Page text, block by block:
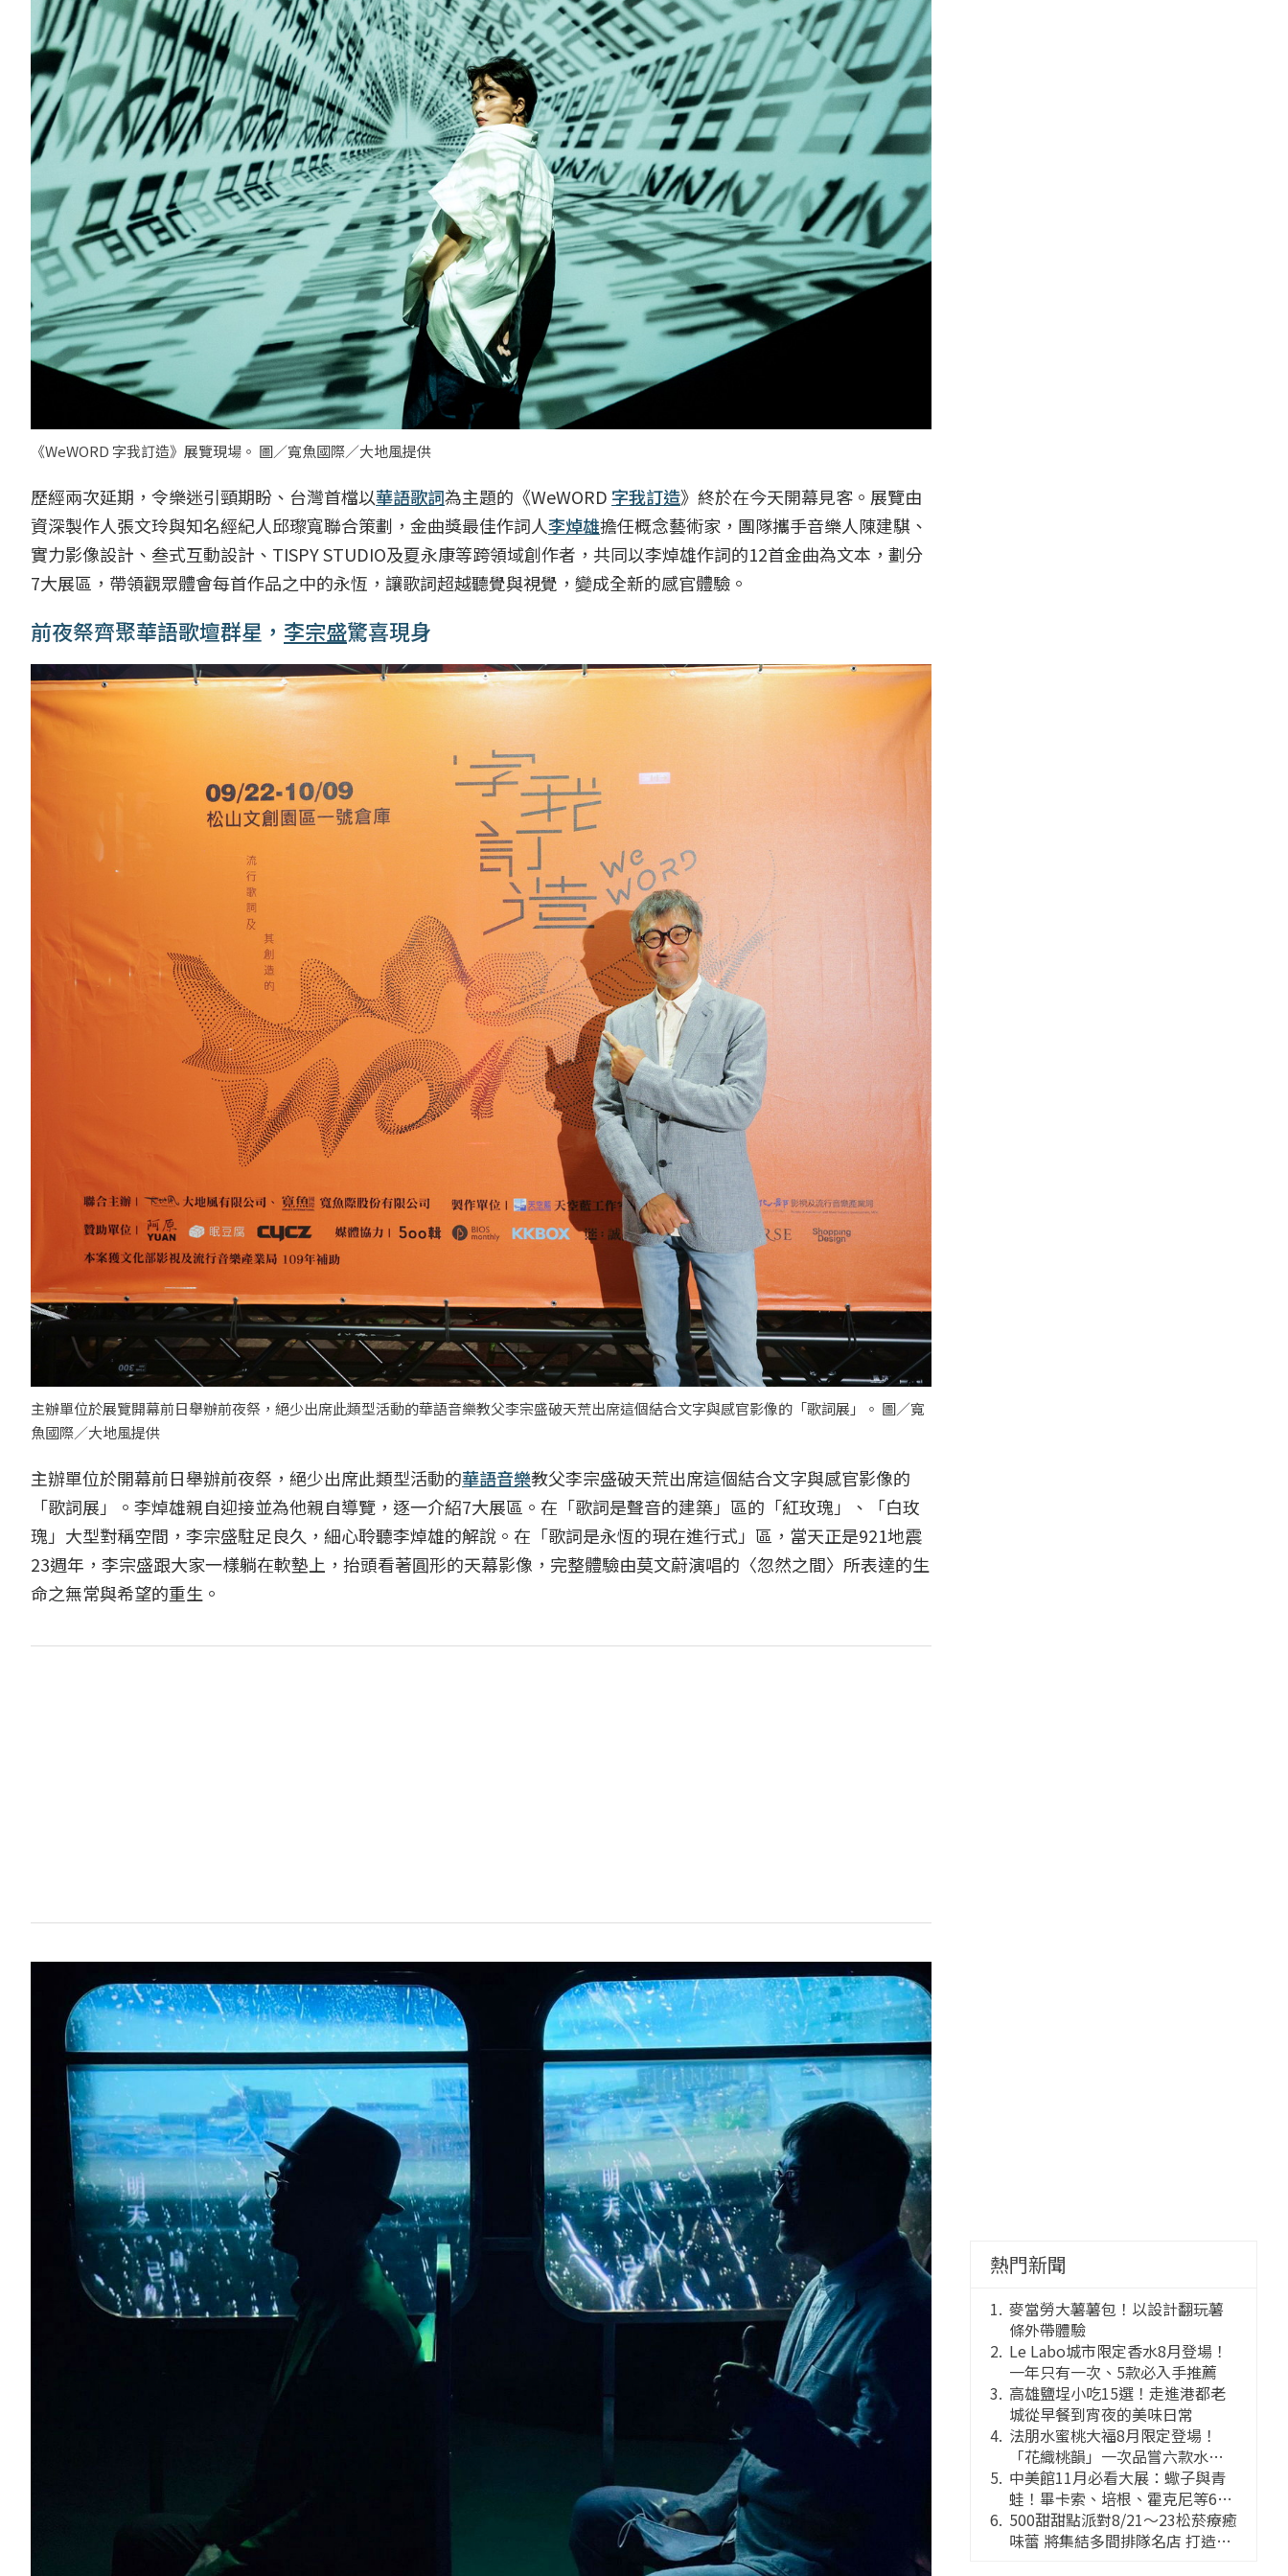
《WeWORD 字我訂造》展覽現場。 圖／寬魚國際／大地風提供
歷經兩次延期，令樂迷引頸期盼、台灣首檔以華語歌詞為主題的《WeWORD 字我訂造》終於在今天開幕見客。展覽由
資深製作人張文玲與知名經紀人邱瓈寬聯合策劃，金曲獎最佳作詞人李焯雄擔任概念藝術家，團隊攜手音樂人陳建騏、
實力影像設計、叁式互動設計、TISPY STUDIO及夏永康等跨領域創作者，共同以李焯雄作詞的12首金曲為文本，劃分
7大展區，帶領觀眾體會每首作品之中的永恆，讓歌詞超越聽覺與視覺，變成全新的感官體驗。
前夜祭齊聚華語歌壇群星， 李宗盛驚喜現身
主辦單位於展覽開幕前日舉辦前夜祭，絕少出席此類型活動的華語音樂教父李宗盛破天荒出席這個結合文字與感官影像的「歌詞展」。 圖／寬
魚國際／大地風提供
主辦單位於開幕前日舉辦前夜祭，絕少出席此類型活動的華語音樂教父李宗盛破天荒出席這個結合文字與感官影像的
「歌詞展」。李焯雄親自迎接並為他親自導覽，逐一介紹7大展區。在「歌詞是聲音的建築」區的「紅玫瑰」、「白玫
瑰」大型對稱空間，李宗盛駐足良久，細心聆聽李焯雄的解說。在「歌詞是永恆的現在進行式」區，當天正是921地震
23週年，李宗盛跟大家一樣躺在軟墊上，抬頭看著圓形的天幕影像，完整體驗由莫文蔚演唱的〈忽然之間〉所表達的生
命之無常與希望的重生。
熱門新聞
麥當勞大薯薯包！以設計翻玩薯
條外帶體驗
Le Labo城市限定香水8月登場！
一年只有一次、5款必入手推薦
高雄鹽埕小吃15選！走進港都老
城從早餐到宵夜的美味日常
法朋水蜜桃大福8月限定登場！
「花織桃韻」一次品嘗六款水蜜
桃花果大福
中美館11月必看大展：蠍子與青
蛙！畢卡索、培根、霍克尼等66
件國巨典藏亮相
500甜甜點派對8/21～23松菸療癒
味蕾 將集結多間排隊名店 打造靈